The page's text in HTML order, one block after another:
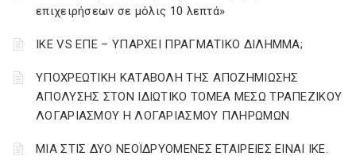
επιχειρήσεων σε μόλις 10 λεπτά»
ΙΚΕ VS ΕΠΕ – ΥΠΑΡΧΕΙ ΠΡΑΓΜΑΤΙΚΟ ΔΙΛΗΜΜΑ;
YΠΟΧΡΕΩΤΙΚΗ ΚΑΤΑΒΟΛΗ ΤΗΣ ΑΠΟΖΗΜΙΩΣΗΣ
ΑΠΟΛΥΣΗΣ ΣΤΟΝ ΙΔΙΩΤΙΚΟ ΤΟΜΕΑ ΜΕΣΩ ΤΡΑΠΕΖΙΚΟΥ
ΛΟΓΑΡΙΑΣΜΟΥ Η ΛΟΓΑΡΙΑΣΜΟΥ ΠΛΗΡΩΜΩΝ
ΜΙΑ ΣΤΙΣ ΔΥΟ ΝΕΟΪΔΡΥΟΜΕΝΕΣ ΕΤΑΙΡΕΙΕΣ ΕΙΝΑΙ ΙΚΕ.